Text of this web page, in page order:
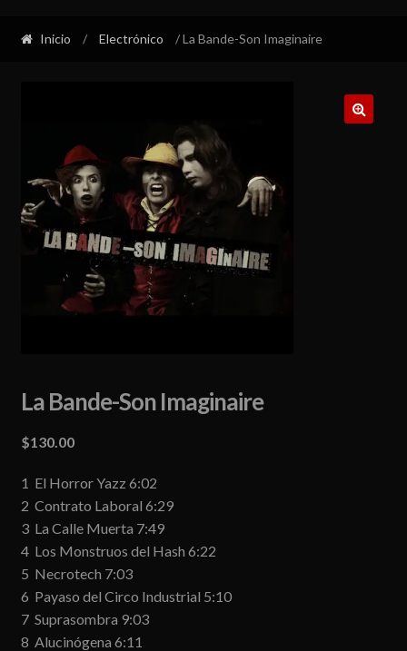
Inicio / Electrónico / La Bande-Son Imaginaire
La Bande-Son Imaginaire
$130.00
1 El Horror Yazz 6:02
2 Contrato Laboral 6:29
3 La Calle Muerta 7:49
4 Los Monstruos del Hash 6:22
5 Necrotech 7:03
6 Payaso del Circo Industrial 5:10
7 Suprasombra 9:03
8 Alucinógena 6:11